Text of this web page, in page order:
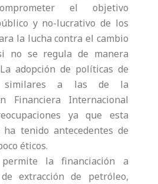
el objetivo
y no-lucrativo de los
la lucha contra el cambio
no se regula de manera
adopción de políticas de
similares a las de la
Financiera Internacional
ya que esta
tenido antecedentes de
éticos.
la financiación a
extracción de petróleo,